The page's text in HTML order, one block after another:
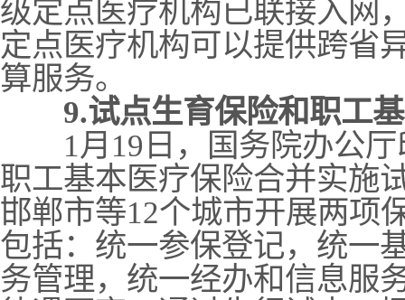
级定点医疗机构已联接入网
定点医疗机构可以提供跨省
算服务。
9.试点生育保险和职工
1月19日，国务院办公厅
职工基本医疗保险合并实施
邯郸市等12个城市开展两项
包括：统一参保登记，统一
务管理，统一经办和信息服